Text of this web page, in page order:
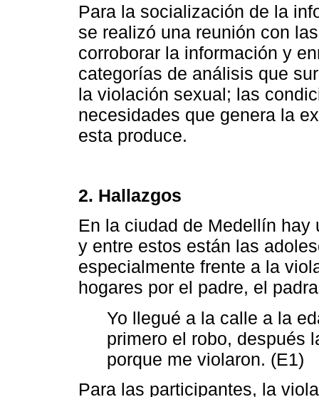
Para la socialización de la
se realizó una reunión con
corroborar la información y
categorías de análisis que
la violación sexual; las
necesidades que genera la
esta produce.
2. Hallazgos
En la ciudad de Medellín
y entre estos están las
especialmente frente a la
hogares por el padre, el
Yo llegué a la calle a la
primero el robo, después
porque me violaron. (E1)
Para las participantes, la